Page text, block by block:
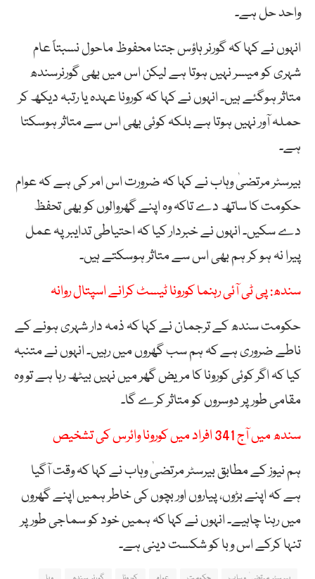
واحد حل ہے۔
انہوں نے کہا کہ گورنر ہاؤس جتنا محفوظ ماحول نسبتاً عام
شہری کو میسر نہیں ہوتا ہے لیکن اس میں بھی گورنرسندھ
متاثر ہوگئے ہیں۔ انہوں نے کہا کہ کورونا عہدہ یا رتبہ دیکھ کر
حملہ آور نہیں ہوتا ہے بلکہ کوئی بھی اس سے متاثر ہوسکتا
ہے۔
بیرسٹر مرتضیٰ وہاب نے کہا کہ ضرورت اس امر کی ہے کہ عوام
حکومت کا ساتھ دے تاکہ وہ اپنے گھروالوں کو بھی تحفظ
دے سکیں۔ انہوں نے خبردار کیا کہ احتیاطی تدایبر پہ عمل
پیرا نہ ہو کر ہم بھی اس سے متاثر ہوسکتے ہیں۔
سندھ: پی ٹی آئی رہنما کورونا ٹیسٹ کرانے اسپتال روانہ
حکومت سندھ کے ترجمان نے کہا کہ ذمہ دار شہری ہونے کے
ناطے ضروری ہے کہ ہم سب گھروں میں رہیں۔ انہوں نے متنبہ
کیا کہ اگر کوئی کورونا کا مریض گھر میں نہیں بیٹھ رہا ہے تو وہ
مقامی طور پر دوسروں کو متاثر کرے گا۔
سندھ میں آج 341 افراد میں کورونا وائرس کی تشخیص
ہم نیوز کے مطابق بیرسٹر مرتضیٰ وہاب نے کہا کہ وقت آگیا
ہے کہ اپنے بڑوں، پیاروں اور بچوں کی خاطر ہمیں اپنے گھروں
میں رہنا چاہیے۔ انہوں نے کہا کہ ہمیں خود کو سماجی طورپر
تنہا کرکے اس وبا کو شکست دینی ہے۔